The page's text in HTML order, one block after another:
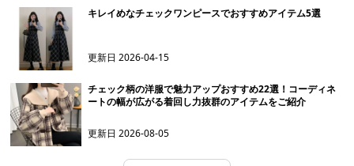
キレイめなチェックワンピースでおすすめアイテム5選
更新日2026-04-15
チェック柄の洋服で魅力アップおすすめ22選！コーディネ
ートの幅が広がる着回し力抜群のアイテムをご紹介
更新日2026-08-05